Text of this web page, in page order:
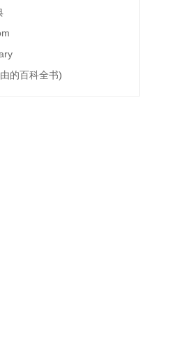
的百科全书)